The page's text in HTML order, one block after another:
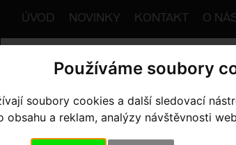
Používáme soubory
soubory cookies a další sledovací
obsahu a reklam, analýzy návštěvnosti
ÚVOD NOVINKY KONTAKT O
strana Výbava pro jezdce Bundy
podle: Ceny Názvu Data